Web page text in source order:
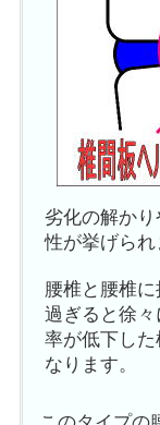
劣化の解か
性が挙げられ
腰椎と腰椎
過ぎると徐
率が低下した
なります。